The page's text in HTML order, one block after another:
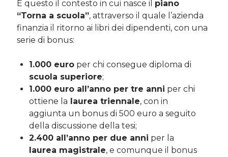
Archivi
Cerca nel blog
Cerca
Archivi
Archivi
È questo il contesto in cui nasce il piano
“Torna a scuola”, attraverso il quale l’azienda
finanzia il ritorno ai libri dei dipendenti, con una
serie di bonus:
1.000 euro per chi consegue diploma di
scuola superiore;
1.000 euro all’anno per tre anni per chi
ottiene la laurea triennale, con in
aggiunta un bonus di 500 euro a seguito
della discussione della tesi;
2.400 all’anno per due anni per la
laurea magistrale, e comunque il bonus